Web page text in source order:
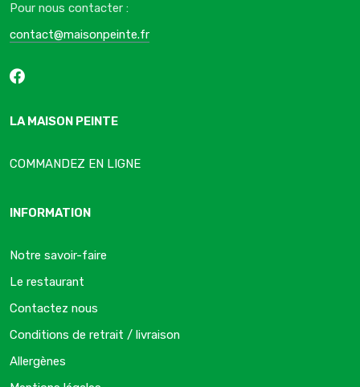
Pour nous contacter :
contact@maisonpeinte.fr
LA MAISON PEINTE
COMMANDEZ EN LIGNE
INFORMATION
Notre savoir-faire
Le restaurant
Contactez nous
Conditions de retrait / livraison
Allergènes